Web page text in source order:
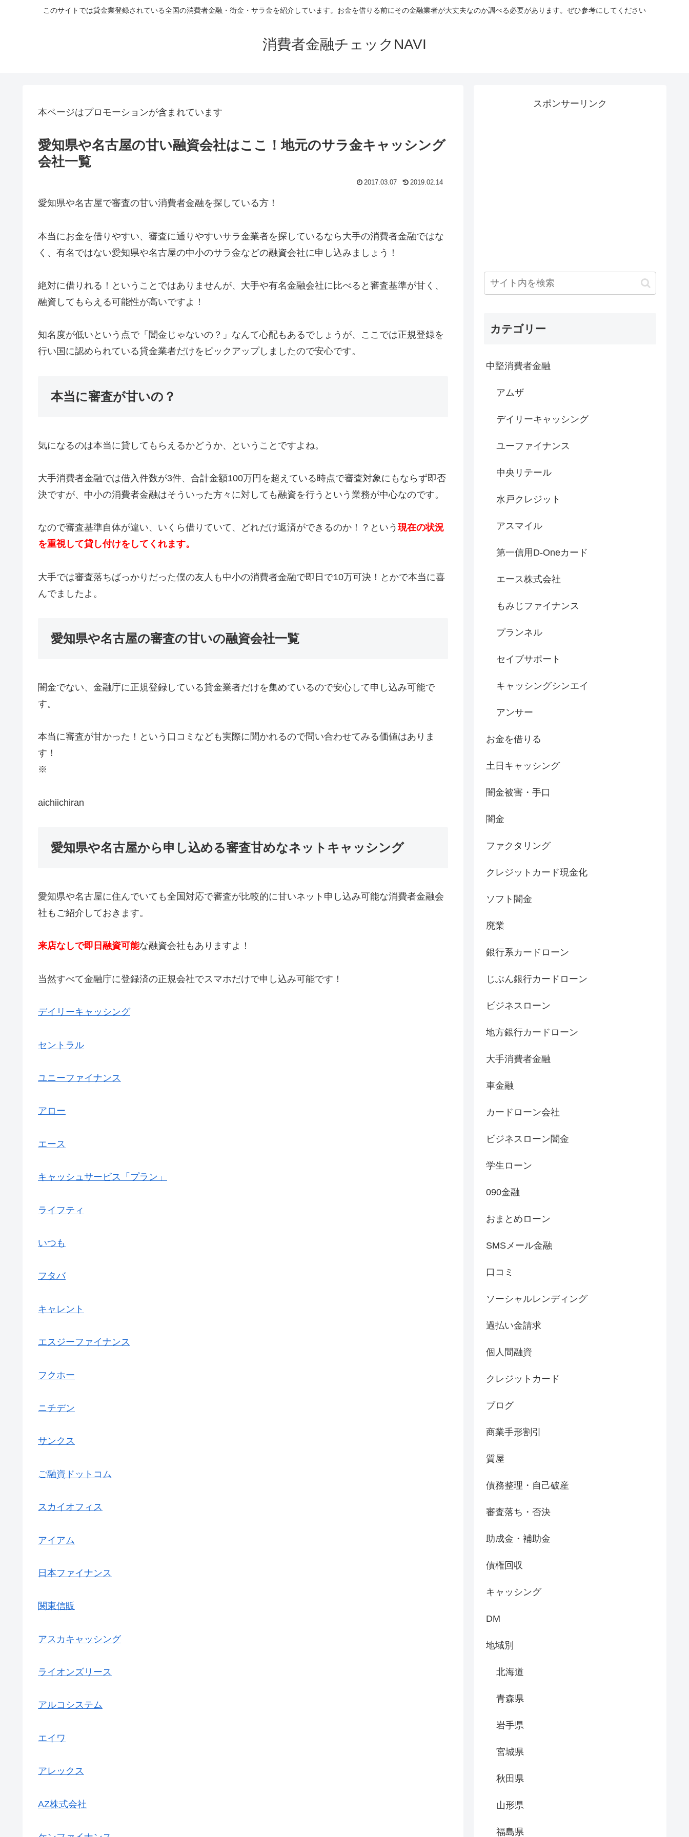
このサイトでは貸金業登録されている全国の消費者金融・街金・サラ金を紹介しています。お金を借りる前にその金融業者が大丈夫なのか調べる必要があります。ぜひ参考にしてください
消費者金融チェックNAVI
本ページはプロモーションが含まれています
愛知県や名古屋の甘い融資会社はここ！地元のサラ金キャッシング
会社一覧
2017.03.07 2019.02.14
愛知県や名古屋で審査の甘い消費者金融を探している方！
本当にお金を借りやすい、審査に通りやすいサラ金業者を探しているなら大手の消費者金融ではな
く、有名ではない愛知県や名古屋の中小のサラ金などの融資会社に申し込みましょう！
絶対に借りれる！ということではありませんが、大手や有名金融会社に比べると審査基準が甘く、
融資してもらえる可能性が高いですよ！
知名度が低いという点で「闇金じゃないの？」なんて心配もあるでしょうが、ここでは正規登録を
行い国に認められている貸金業者だけをピックアップしましたので安心です。
本当に審査が甘いの？
気になるのは本当に貸してもらえるかどうか、ということですよね。
大手消費者金融では借入件数が3件、合計金額100万円を超えている時点で審査対象にもならず即否
決ですが、中小の消費者金融はそういった方々に対しても融資を行うという業務が中心なのです。
なので審査基準自体が違い、いくら借りていて、どれだけ返済ができるのか！？という 現在の状況
を重視して貸し付けをしてくれます。
大手では審査落ちばっかりだった僕の友人も中小の消費者金融で即日で10万可決！とかで本当に喜
んでましたよ。
愛知県や名古屋の審査の甘いの融資会社一覧
闇金でない、金融庁に正規登録している貸金業者だけを集めているので安心して申し込み可能で
す。
本当に審査が甘かった！という口コミなども実際に聞かれるので問い合わせてみる価値はありま
す！
※
aichiichiran
愛知県や名古屋から申し込める審査甘めなネットキャッシング
愛知県や名古屋に住んでいても全国対応で審査が比較的に甘いネット申し込み可能な消費者金融会
社もご紹介しておきます。
来店なしで即日融資可能な融資会社もありますよ！
当然すべて金融庁に登録済の正規会社でスマホだけで申し込み可能です！
デイリーキャッシング
セントラル
ユニーファイナンス
アロー
エース
キャッシュサービス「プラン」
ライフティ
いつも
フタバ
キャレント
エスジーファイナンス
フクホー
ニチデン
サンクス
ご融資ドットコム
スカイオフィス
アイアム
日本ファイナンス
関東信販
アスカキャッシング
ライオンズリース
アルコシステム
エイワ
アレックス
AZ株式会社
スポンサーリンク
カテゴリー
中堅消費者金融
アムザ
デイリーキャッシング
ユーファイナンス
中央リテール
水戸クレジット
アスマイル
第一信用D-Oneカード
エース株式会社
もみじファイナンス
プランネル
セイブサポート
キャッシングシンエイ
アンサー
お金を借りる
土日キャッシング
闇金被害・手口
闇金
ファクタリング
クレジットカード現金化
ソフト闇金
廃業
銀行系カードローン
じぶん銀行カードローン
ビジネスローン
地方銀行カードローン
大手消費者金融
車金融
カードローン会社
ビジネスローン闇金
学生ローン
090金融
おまとめローン
SMSメール金融
口コミ
ソーシャルレンディング
過払い金請求
個人間融資
クレジットカード
ブログ
商業手形割引
質屋
債務整理・自己破産
審査落ち・否決
助成金・補助金
債権回収
キャッシング
DM
地域別
北海道
青森県
岩手県
宮城県
秋田県
山形県
福島県